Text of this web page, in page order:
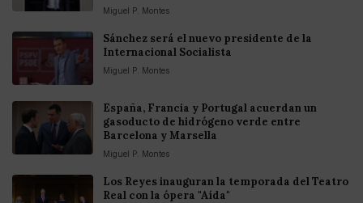
Miguel P. Montes
Sánchez será el nuevo presidente de la
Internacional Socialista
Miguel P. Montes
España, Francia y Portugal acuerdan un
gasoducto de hidrógeno verde entre
Barcelona y Marsella
Miguel P. Montes
Los Reyes inauguran la temporada del Teatro
Real con la ópera "Aída"